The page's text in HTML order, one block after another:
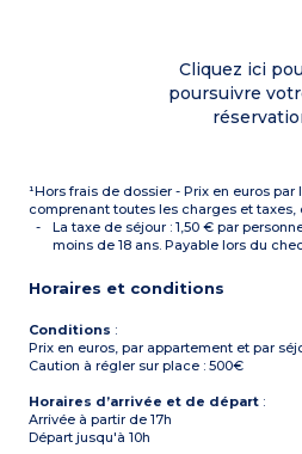
1 chambre avec 1 lit double
1 chambre avec 2 lits
simples ou 1 lit double
1 ou 2 salles d'eau avec
Cliquez ici
poursuivre
¹Hors frais de dossier - Prix en euros
comprenant toutes les charges et taxes,
La taxe de séjour : 1,50 € par
moins de 18 ans. Payable lors du
Horaires et conditions
Conditions :
Prix en euros, par appartement et par
Caution à régler sur place : 500€
Horaires d’arrivée et de départ :
Arrivée à partir de 17h
Départ jusqu'à 10h